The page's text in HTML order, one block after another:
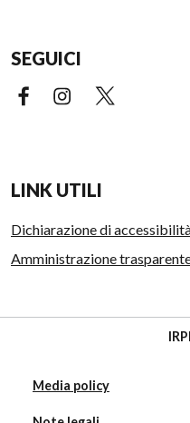
SEGUICI
Facebook (link esterno)
Instagram (link
LINK UTILI
Dichiarazione di
Amministrazione
Media policy